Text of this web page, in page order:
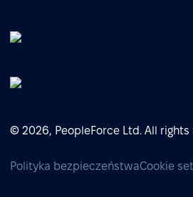
© 2026, PeopleForce Ltd. All rights
Polityka bezpieczeństwaCookie